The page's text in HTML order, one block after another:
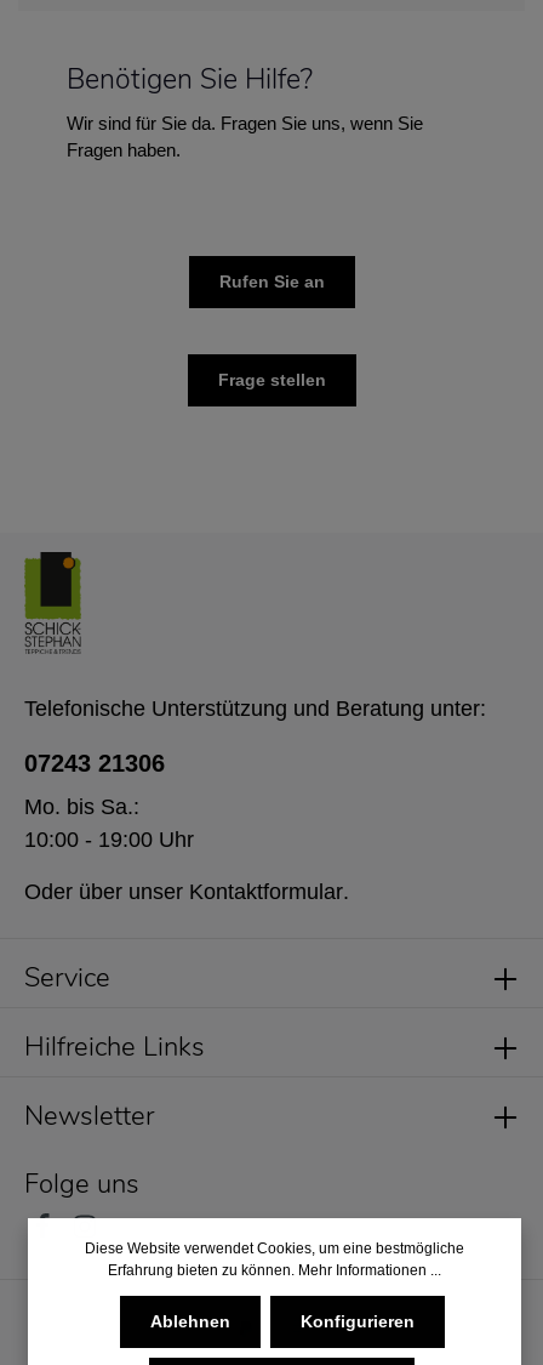
Benötigen Sie Hilfe?
Wir sind für Sie da. Fragen Sie uns, wenn Sie
Fragen haben.
Rufen Sie an
Frage stellen
Service
Newsletter
Folge uns
Telefonische Unterstützung und Beratung unter:
07243 21306
Mo. bis Sa.:
10:00 - 19:00 Uhr
Oder über unser Kontaktformular.
Hilfreiche Links
Diese Website verwendet Cookies, um eine bestmögliche
Erfahrung bieten zu können. Mehr Informationen ...
Ablehnen Konfigurieren